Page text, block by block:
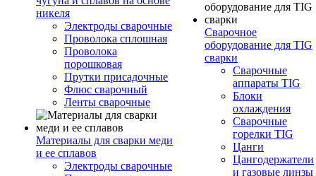
никеля
Электроды сварочные
Проволока сплошная
Проволока
порошковая
Прутки присадочные
Флюс сварочный
Ленты сварочные
Материалы для сварки меди
и ее сплавов
Электроды сварочные
Сварочное
оборудование для TIG
сварки
Сварочные
аппараты TIG
Блоки
охлаждения
Сварочные
горелки TIG
Цанги
Цангодержатели
и газовые линзы